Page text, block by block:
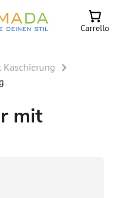
Carrello
Kaschierung
mit